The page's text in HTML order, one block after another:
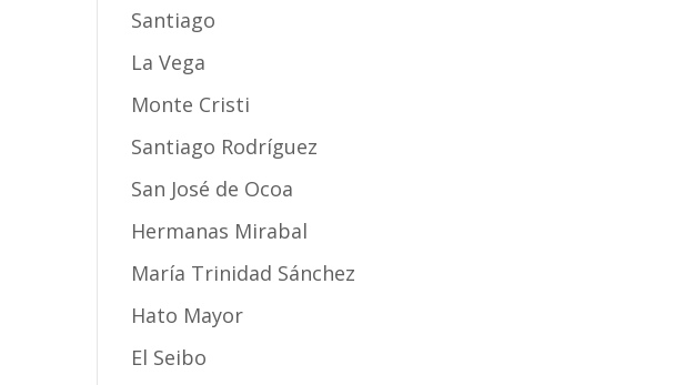
Santiago
La Vega
Monte Cristi
Santiago Rodríguez
San José de Ocoa
Hermanas Mirabal
María Trinidad Sánchez
Hato Mayor
El Seibo